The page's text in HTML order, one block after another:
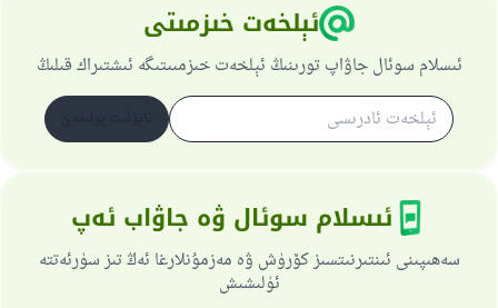
ئېلخەت خىزمىتى
ئىسلام سوئال جاۋاپ تورىنىڭ ئېلخەت خىزمىىتىگە ئىشتىراك قىلىڭ
ئىسلام سوئال ۋە جاۋاب ئەپ
سەھىپىنى ئىنتىرنىتسىز كۆرۈش ۋە مەزمۇنلارغا ئەڭ تىز سۈرئەتتە
ئۈلىشىش